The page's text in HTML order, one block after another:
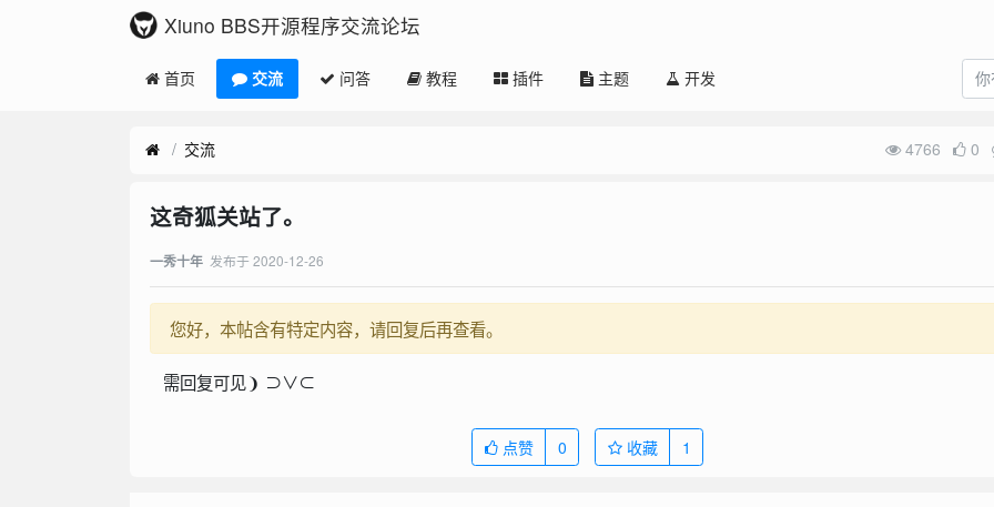
Xiuno BBS开源程序交流论坛
首页 交流 问答 教程 插件 主题 开发
交流 4766 0
这奇狐关站了。
一秀十年 发布于 2020-12-26
您好，本帖含有特定内容，请回复后再查看。
需回复可见❩ ⊃∨⊂
点赞 0 收藏 1